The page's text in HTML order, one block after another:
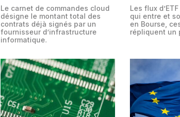
Le carnet de commandes cloud
désigne le montant total des
contrats déjà signés par un
fournisseur d’infrastructure
informatique.
Les flux
qui entre et
en Bourse,
répliquent un